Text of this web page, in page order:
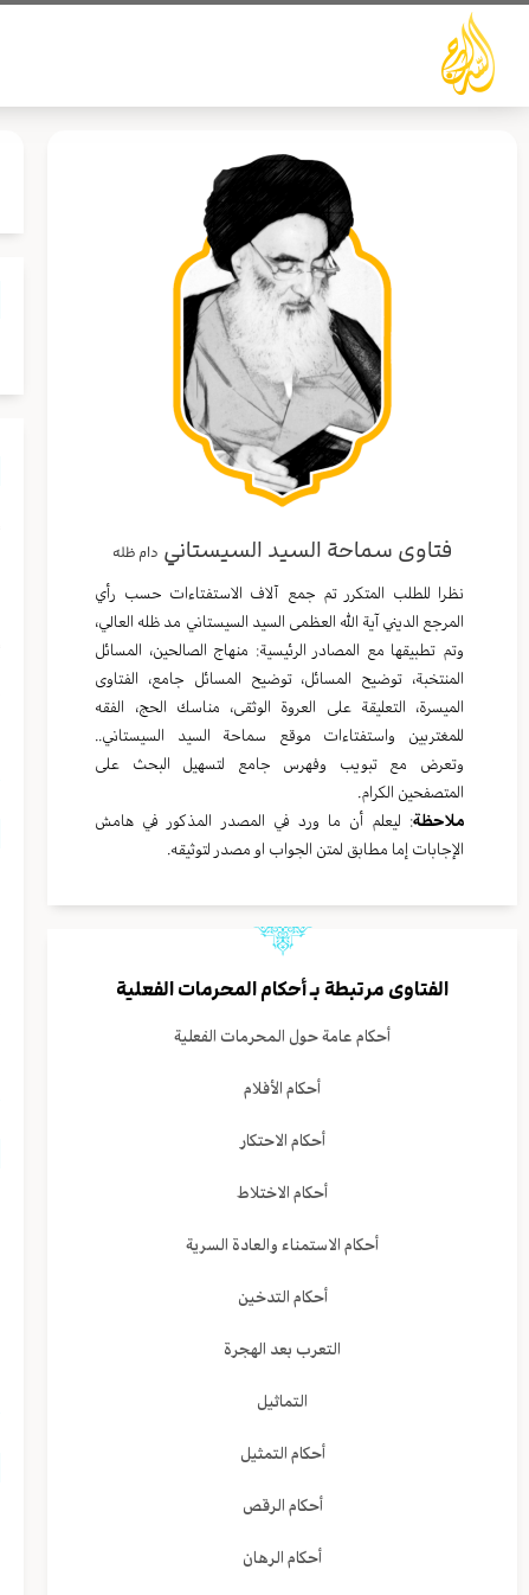
تخطي
المحتوى
فتاوى سماحة السيد السيستاني دام ظله
نظرا للطلب المتكرر تم جمع آلاف الاستفتاءات حسب رأي
المرجع الديني آية الله العظمى السيد السيستاني مد ظله العالي،
وتم تطبيقها مع المصادر الرئيسية: منهاج الصالحين، المسائل
المنتخبة، توضيح المسائل، توضيح المسائل جامع، الفتاوى
الميسرة، التعليقة على العروة الوثقى، مناسك الحج، الفقه
للمغتربين واستفتاءات موقع سماحة السيد السيستاني..
وتعرض مع تبويب وفهرس جامع لتسهيل البحث على
المتصفحين الكرام.
ملاحظة: ليعلم أن ما ورد في المصدر المذكور في هامش
الإجابات إما مطابق لمتن الجواب او مصدر لتوثيقه.
الفتاوى مرتبطة بـأحكام المحرمات الفعلية
أحكام عامة حول المحرمات الفعلية
أحكام الأفلام
أحكام الاحتكار
أحكام الاختلاط
أحكام الاستمناء والعادة السرية
أحكام التدخين
التعرب بعد الهجرة
التماثيل
أحكام التمثيل
أحكام الرقص
أحكام الرهان